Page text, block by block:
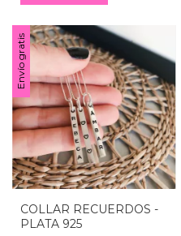
Envío gratis
COLLAR RECUERDOS -
PLATA 925